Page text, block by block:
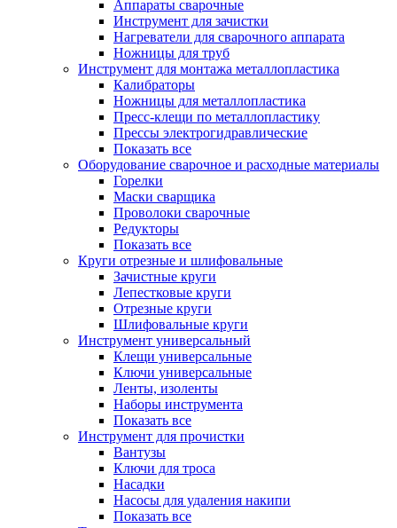
Аппараты сварочные
Инструмент для зачистки
Нагреватели для сварочного аппарата
Ножницы для труб
Инструмент для монтажа металлопластика
Калибраторы
Ножницы для металлопластика
Пресс-клещи по металлопластику
Прессы электрогидравлические
Показать все
Оборудование сварочное и расходные материалы
Горелки
Маски сварщика
Проволоки сварочные
Редукторы
Показать все
Круги отрезные и шлифовальные
Зачистные круги
Лепестковые круги
Отрезные круги
Шлифовальные круги
Инструмент универсальный
Клещи универсальные
Ключи универсальные
Ленты, изоленты
Наборы инструмента
Показать все
Инструмент для прочистки
Вантузы
Ключи для троса
Насадки
Насосы для удаления накипи
Показать все